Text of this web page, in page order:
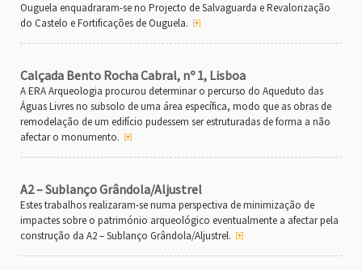
Ouguela enquadraram-se no Projecto de Salvaguarda e Revalorização
do Castelo e Fortificações de Ouguela.
Calçada Bento Rocha Cabral, nº 1, Lisboa
A ERA Arqueologia procurou determinar o percurso do Aqueduto das
Águas Livres no subsolo de uma área específica, modo que as obras de
remodelação de um edifício pudessem ser estruturadas de forma a não
afectar o monumento.
A2 – Sublanço Grândola/Aljustrel
Estes trabalhos realizaram-se numa perspectiva de minimização de
impactes sobre o património arqueológico eventualmente a afectar pela
construção da A2 – Sublanço Grândola/Aljustrel.